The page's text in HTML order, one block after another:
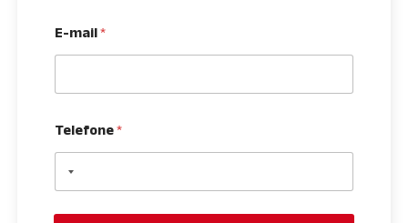
E-mail*
Telefone*